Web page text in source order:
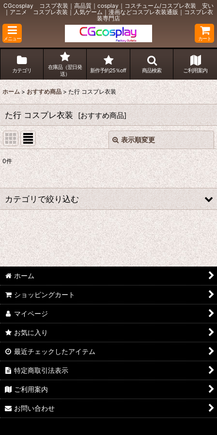
CGcosplay コスプ衣装｜高品質｜cosplay｜コスチューム/コスプレ衣装 安い
｜アニメ コスプレ衣装｜人気ゲーム｜漫画などコスプレ衣装通販｜コスプレ衣
装専門店
メニュー カート
カテゴリ
在庫品（翌日発
送）
新作予約25％off 商品検索 ご利用案内
ホーム > おすすめ商品 > た行 コスプレ衣装
た行 コスプレ衣装 [おすすめ商品]
表示順変更
サブカテゴリ:
表示数:
並び順:
絞り込む
閉じる
0件
カテゴリで絞り込む
た行 コスプレ衣装 (全商品)
刀剣乱舞
デュラララ!!
東方Projectシリーズ
東京喰種トーキョーグール
超時空要塞マクロス
テラフォーマーズ
トリニティセブン
DRAMAtical Murder
ホーム
ショッピングカート
マイページ
お気に入り
最近チェックしたアイテム
特定商取引法表示
ご利用案内
お問い合わせ